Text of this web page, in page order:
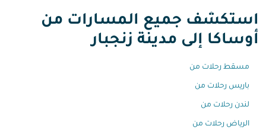
استكشف جميع المسارات من
أوساكا إلى مدينة زنجبار
مسقط رحلات من
باريس رحلات من
لندن رحلات من
الرياض رحلات من